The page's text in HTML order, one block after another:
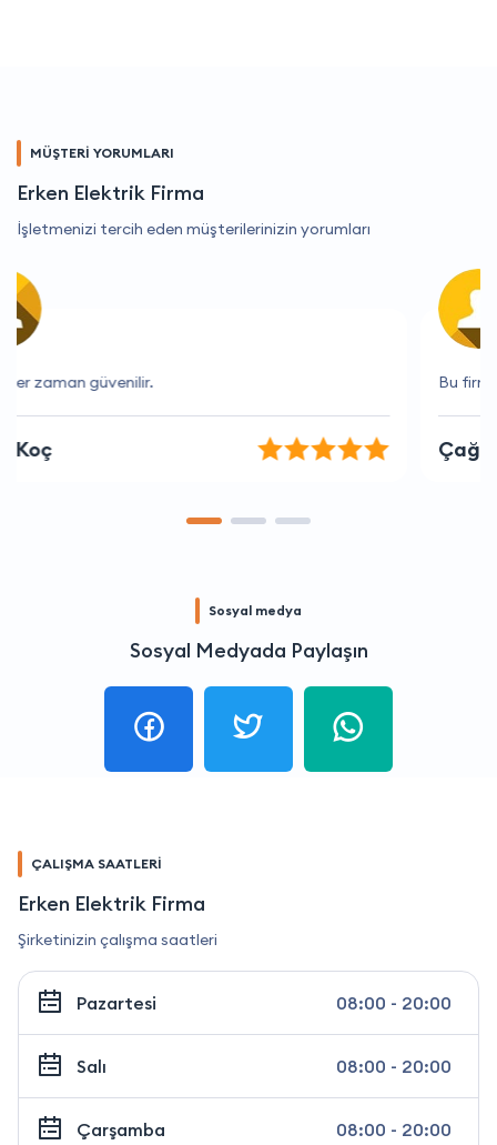
MÜŞTERİ YORUMLARI
Erken Elektrik Firma
İşletmenizi tercih eden müşterilerinizin yorumları
Bu firma her zaman beklentilerimi aşıyor
Çağlar Bölükbaşı
Sosyal medya
Sosyal Medyada Paylaşın
ÇALIŞMA SAATLERİ
Erken Elektrik Firma
Şirketinizin çalışma saatleri
Pazartesi 08:00 - 20:00
Salı 08:00 - 20:00
Çarşamba 08:00 - 20:00